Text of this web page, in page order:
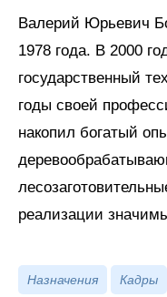
Валерий Юрьевич
1978 года. В 2000
государственный
годы своей
накопил богатый
реализации
Назначения Кадры